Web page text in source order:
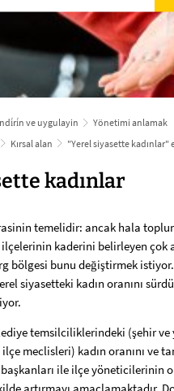
ve uygulayin
Yönetimi anlamak
Kırsal alan "Yerel siyasette kadınlar"
kadınlar
temelidir: ancak hala
ilçelerinin kaderini belirleyen çok
bölgesi bunu değiştirmek
siyasetteki kadın oranını
temsilciliklerindeki (şehir ve
meclisleri) kadın oranını ve
ile ilçe yöneticilerinin